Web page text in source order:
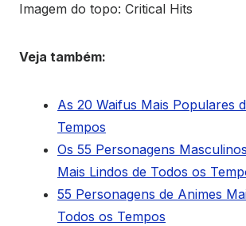
Imagem do topo: Critical Hits
Veja também:
As 20 Waifus Mais Populares
Tempos
Os 55 Personagens
Mais Lindos de Todos os
55 Personagens de Animes
Todos os Tempos